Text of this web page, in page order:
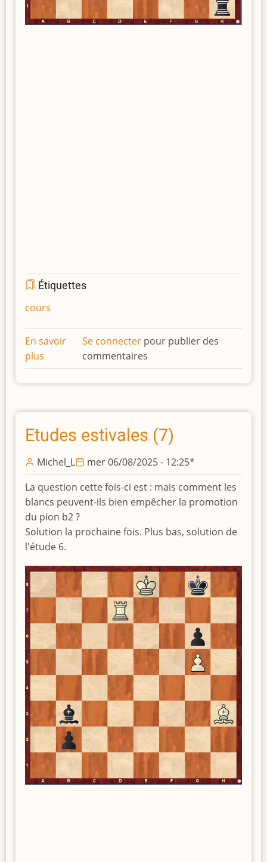
Étiquettes
cours
En savoir
plus
Etudes
estivales
Se connecterpour publier des
commentaires
Etudes estivales (7)
Michel_L mer 06/08/2025 - 12:25*
La question cette fois-ci est : mais comment les
blancs peuvent-ils bien empêcher la promotion
du pion b2 ?
Solution la prochaine fois. Plus bas, solution de
l'étude 6.